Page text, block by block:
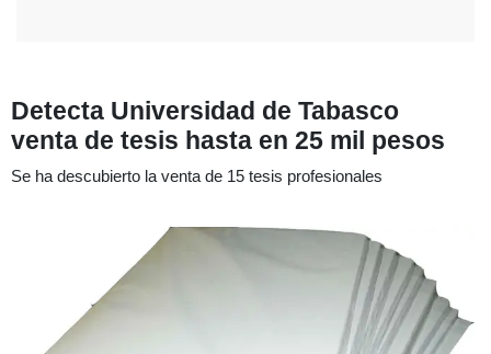
Detecta Universidad de Tabasco
venta de tesis hasta en 25 mil pesos
Se ha descubierto la venta de 15 tesis profesionales